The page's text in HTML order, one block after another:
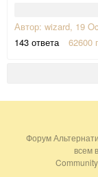
Автор: wizard, 19
143 ответа 62600
Форум
всем